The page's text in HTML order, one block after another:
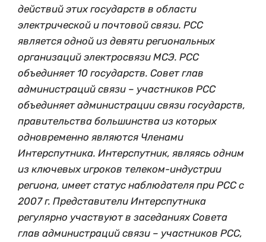
действий этих государств в области
электрической и почтовой связи. РСС
является одной из девяти региональных
организаций электросвязи МСЭ. РСС
объединяет 10 государств. Совет глав
администраций связи – участников РСС
объединяет администрации связи государств,
правительства большинства из которых
одновременно являются Членами
Интерспутника. Интерспутник, являясь одним
из ключевых игроков телеком-индустрии
региона, имеет статус наблюдателя при РСС с
2007 г. Представители Интерспутника
регулярно участвуют в заседаниях Совета
глав администраций связи – участников РСС,